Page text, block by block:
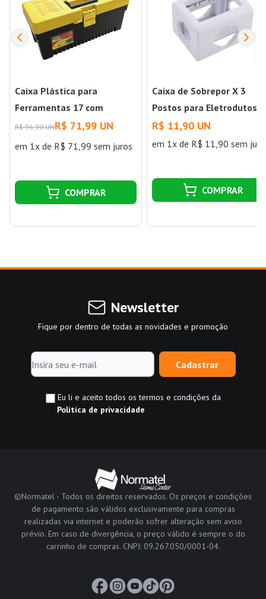
Caixa Plástica para
Ferramentas 17 com
Bandeja Tramontina
R$ 96,90 UNR$ 71,99 UN
em 1x de R$ 71,99 sem juros
COMPRAR
Caixa de Sobrepor X 3
Postos para Eletrodutos e
Canaletas Branca LizFlex
Multiuso Tramontina
R$ 11,90 UN
em 1x de R$ 11,90 sem
COMPRAR
Newsletter
Fique por dentro de todas as novidades e promoção
Cadastrar
Eu li e aceito todos os termos e condições da
Política de privacidade
©Normatel - Todos os direitos reservados. Os preços e condições
de pagamento são válidos exclusivamente para compras
realizadas via internet e poderão sofrer alteração sem aviso
prévio. Em caso de divergência, o preço válido é sempre o do
carrinho de compras. CNPJ: 09.267.050/0001-04.